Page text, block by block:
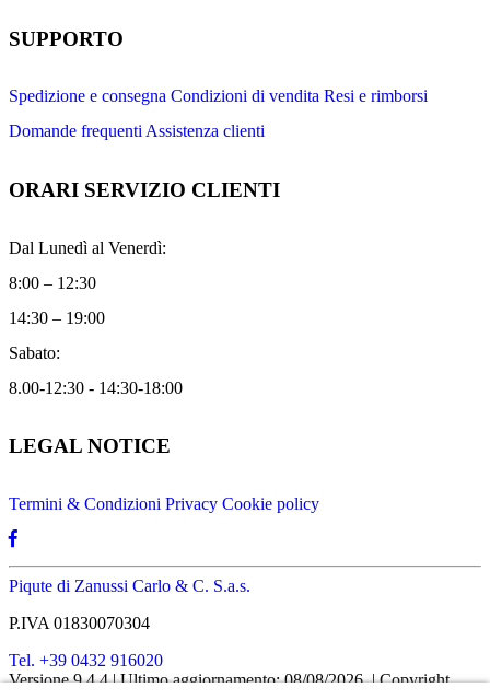
SUPPORTO
Spedizione e consegna Condizioni di vendita Resi e rimborsi
Domande frequenti Assistenza clienti
ORARI SERVIZIO CLIENTI
Dal Lunedì al Venerdì:
8:00 – 12:30
14:30 – 19:00
Sabato:
8.00-12:30 - 14:30-18:00
LEGAL NOTICE
Termini & Condizioni Privacy Cookie policy
Piqute di Zanussi Carlo & C. S.a.s.
P.IVA 01830070304
Tel. +39 0432 916020
Versione 9.4.4 | Ultimo aggiornamento: 08/08/2026 | Copyright